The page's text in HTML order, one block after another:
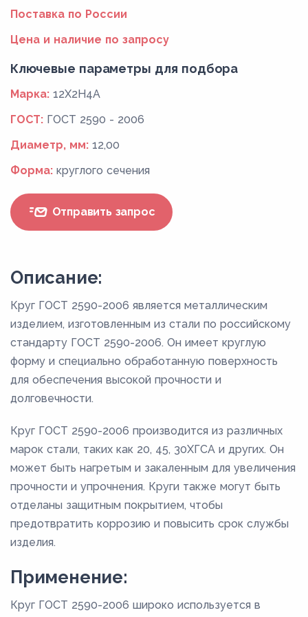
Поставка по России
Цена и наличие по запросу
Ключевые параметры для подбора
Марка: 12Х2Н4А
ГОСТ: ГОСТ 2590 - 2006
Диаметр, мм: 12,00
Форма: круглого сечения
Отправить запрос
Описание:
Круг ГОСТ 2590-2006 является металлическим
изделием, изготовленным из стали по российскому
стандарту ГОСТ 2590-2006. Он имеет круглую
форму и специально обработанную поверхность
для обеспечения высокой прочности и
долговечности.
Круг ГОСТ 2590-2006 производится из различных
марок стали, таких как 20, 45, 30ХГСА и других. Он
может быть нагретым и закаленным для увеличения
прочности и упрочнения. Круги также могут быть
отделаны защитным покрытием, чтобы
предотвратить коррозию и повысить срок службы
изделия.
Применение:
Круг ГОСТ 2590-2006 широко используется в